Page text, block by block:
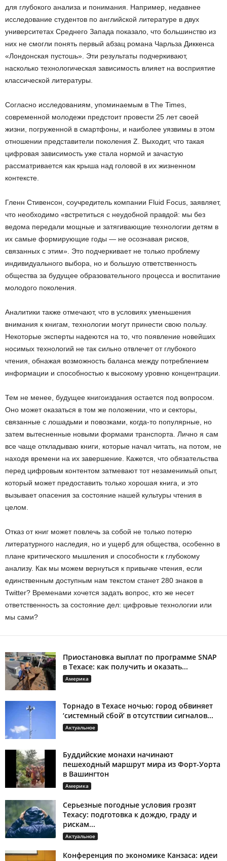
для глубокого анализа и понимания. Например, недавнее
исследование студентов по английской литературе в двух
университетах Среднего Запада показало, что большинство из
них не смогли понять первый абзац романа Чарльза Диккенса
«Лондонская пустошь». Эти результаты подчеркивают,
насколько технологическая зависимость влияет на восприятие
классической литературы.
Согласно исследованиям, упоминаемым в The Times,
современной молодежи предстоит провести 25 лет своей
жизни, погруженной в смартфоны, и наиболее уязвимы в этом
отношении представители поколения Z. Выходит, что такая
цифровая зависимость уже стала нормой и зачастую
рассматривается как крыша над головой в их жизненном
контексте.
Гленн Стивенсон, соучредитель компании Fluid Focus, заявляет,
что необходимо «встретиться с неудобной правдой: мы без
ведома передали мощные и затягивающие технологии детям в
их самые формирующие годы — не осознавая рисков,
связанных с этим». Это подчеркивает не только проблему
индивидуального выбора, но и большую ответственность
общества за будущее образовательного процесса и воспитание
молодого поколения.
Аналитики также отмечают, что в условиях уменьшения
внимания к книгам, технологии могут принести свою пользу.
Некоторые эксперты надеются на то, что появление новейших
носимых технологий не так сильно отвлечет от глубокого
чтения, обнажая возможность баланса между потреблением
информации и способностью к высокому уровню концентрации.
Тем не менее, будущее книгоиздания остается под вопросом.
Оно может оказаться в том же положении, что и секторы,
связанные с лошадьми и повозками, когда-то популярные, но
затем вытесненные новыми формами транспорта. Лично я сам
все чаще откладываю книги, которые начал читать, на потом, не
находя времени на их завершение. Кажется, что обязательства
перед цифровым контентом затмевают тот незаменимый опыт,
который может предоставить только хорошая книга, и это
вызывает опасения за состояние нашей культуры чтения в
целом.
Отказ от книг может повлечь за собой не только потерю
литературного наследия, но и ущерб для общества, особенно в
плане критического мышления и способности к глубокому
анализу. Как мы можем вернуться к привычке чтения, если
единственным доступным нам текстом станет 280 знаков в
Twitter? Временами хочется задать вопрос, кто же несет
ответственность за состояние дел: цифровые технологии или
мы сами?
Приостановка выплат по программе SNAP
в Техасе: как получить и оказать...
Америка
Торнадо в Техасе ночью: город обвиняет
‘системный сбой’ в отсутствии сигналов...
Актуальное
Буддийские монахи начинают
пешеходный маршрут мира из Форт-Уорта
в Вашингтон
Америка
Серьезные погодные условия грозят
Техасу: подготовка к дождю, граду и
рискам...
Актуальное
Конференция по экономике Канзаса: идеи